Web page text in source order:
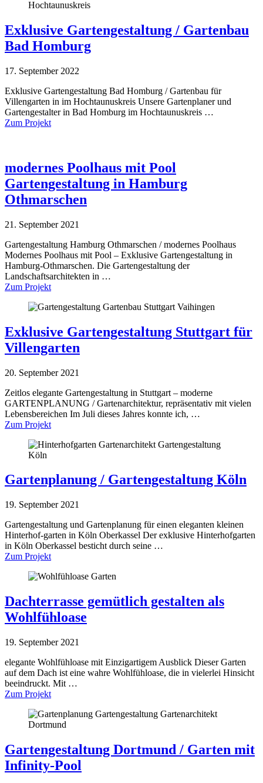
Exklusive Gartengestaltung / Gartenbau
Bad Homburg
17. September 2022
Exklusive Gartengestaltung Bad Homburg / Gartenbau für
Villengarten in im Hochtaunuskreis Unsere Gartenplaner und
Gartengestalter in Bad Homburg im Hochtaunuskreis …
Zum Projekt
modernes Poolhaus mit Pool
Gartengestaltung in Hamburg
Othmarschen
21. September 2021
Gartengestaltung Hamburg Othmarschen / modernes Poolhaus
Modernes Poolhaus mit Pool – Exklusive Gartengestaltung in
Hamburg-Othmarschen. Die Gartengestaltung der
Landschaftsarchitekten in …
Zum Projekt
Exklusive Gartengestaltung Stuttgart für
Villengarten
20. September 2021
Zeitlos elegante Gartengestaltung in Stuttgart – moderne
GARTENPLANUNG / Gartenarchitektur, repräsentativ mit vielen
Lebensbereichen Im Juli dieses Jahres konnte ich, …
Zum Projekt
Gartenplanung / Gartengestaltung Köln
19. September 2021
Gartengestaltung und Gartenplanung für einen eleganten kleinen
Hinterhof-garten in Köln Oberkassel Der exklusive Hinterhofgarten
in Köln Oberkassel besticht durch seine …
Zum Projekt
Dachterrasse gemütlich gestalten als
Wohlfühloase
19. September 2021
elegante Wohlfühloase mit Einzigartigem Ausblick Dieser Garten
auf dem Dach ist eine wahre Wohlfühloase, die in vielerlei Hinsicht
beeindruckt. Mit …
Zum Projekt
Gartengestaltung Dortmund / Garten mit
Infinity-Pool